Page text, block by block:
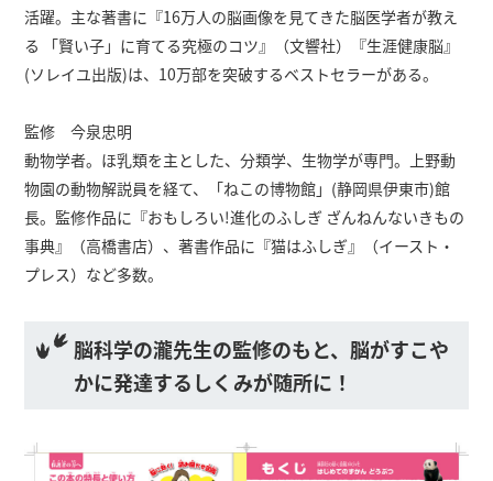
活躍。主な著書に『16万人の脳画像を見てきた脳医学者が教え
る 「賢い子」に育てる究極のコツ』（文響社）『生涯健康脳』
(ソレイユ出版)は、10万部を突破するベストセラーがある。
監修 今泉忠明
動物学者。ほ乳類を主とした、分類学、生物学が専門。上野動
物園の動物解説員を経て、「ねこの博物館」(静岡県伊東市)館
長。監修作品に『おもしろい!進化のふしぎ ざんねんないきもの
事典』（高橋書店）、著書作品に『猫はふしぎ』（イースト・
プレス）など多数。
脳科学の瀧先生の監修のもと、脳がすこや
かに発達するしくみが随所に！